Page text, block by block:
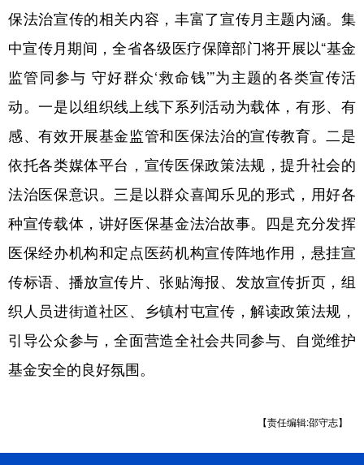
山东 河南 湖北 湖南
广东 广西 海南 重庆
四川 贵州 云南 西藏
陕西 甘肃 青海 宁夏
新疆 内蒙古 黑龙江
多语种频道
English Español Français عربى
Русский язык 日本語 한국어
Deutsch Português
保法治宣传的相关内容，丰富了宣传月主题内涵。集
中宣传月期间，全省各级医疗保障部门将开展以“基金
监管同参与 守好群众‘救命钱’”为主题的各类宣传活
动。一是以组织线上线下系列活动为载体，有形、有
感、有效开展基金监管和医保法治的宣传教育。二是
依托各类媒体平台，宣传医保政策法规，提升社会的
法治医保意识。三是以群众喜闻乐见的形式，用好各
种宣传载体，讲好医保基金法治故事。四是充分发挥
医保经办机构和定点医药机构宣传阵地作用，悬挂宣
传标语、播放宣传片、张贴海报、发放宣传折页，组
织人员进街道社区、乡镇村屯宣传，解读政策法规，
引导公众参与，全面营造全社会共同参与、自觉维护
基金安全的良好氛围。
【责任编辑:邵守志】